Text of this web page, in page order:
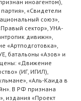
иноагентом),
«Свидетели
союз»,
сектор», УНА-
дивижн»,
«Артподготовка»,
батальоны «Азов» и
«Движение
(ИГ, ИГИЛ),
«Аль-Каида в
В РФ признана
издания «Проект